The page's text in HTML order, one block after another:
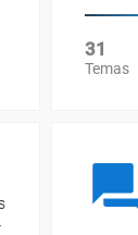
31
Temas